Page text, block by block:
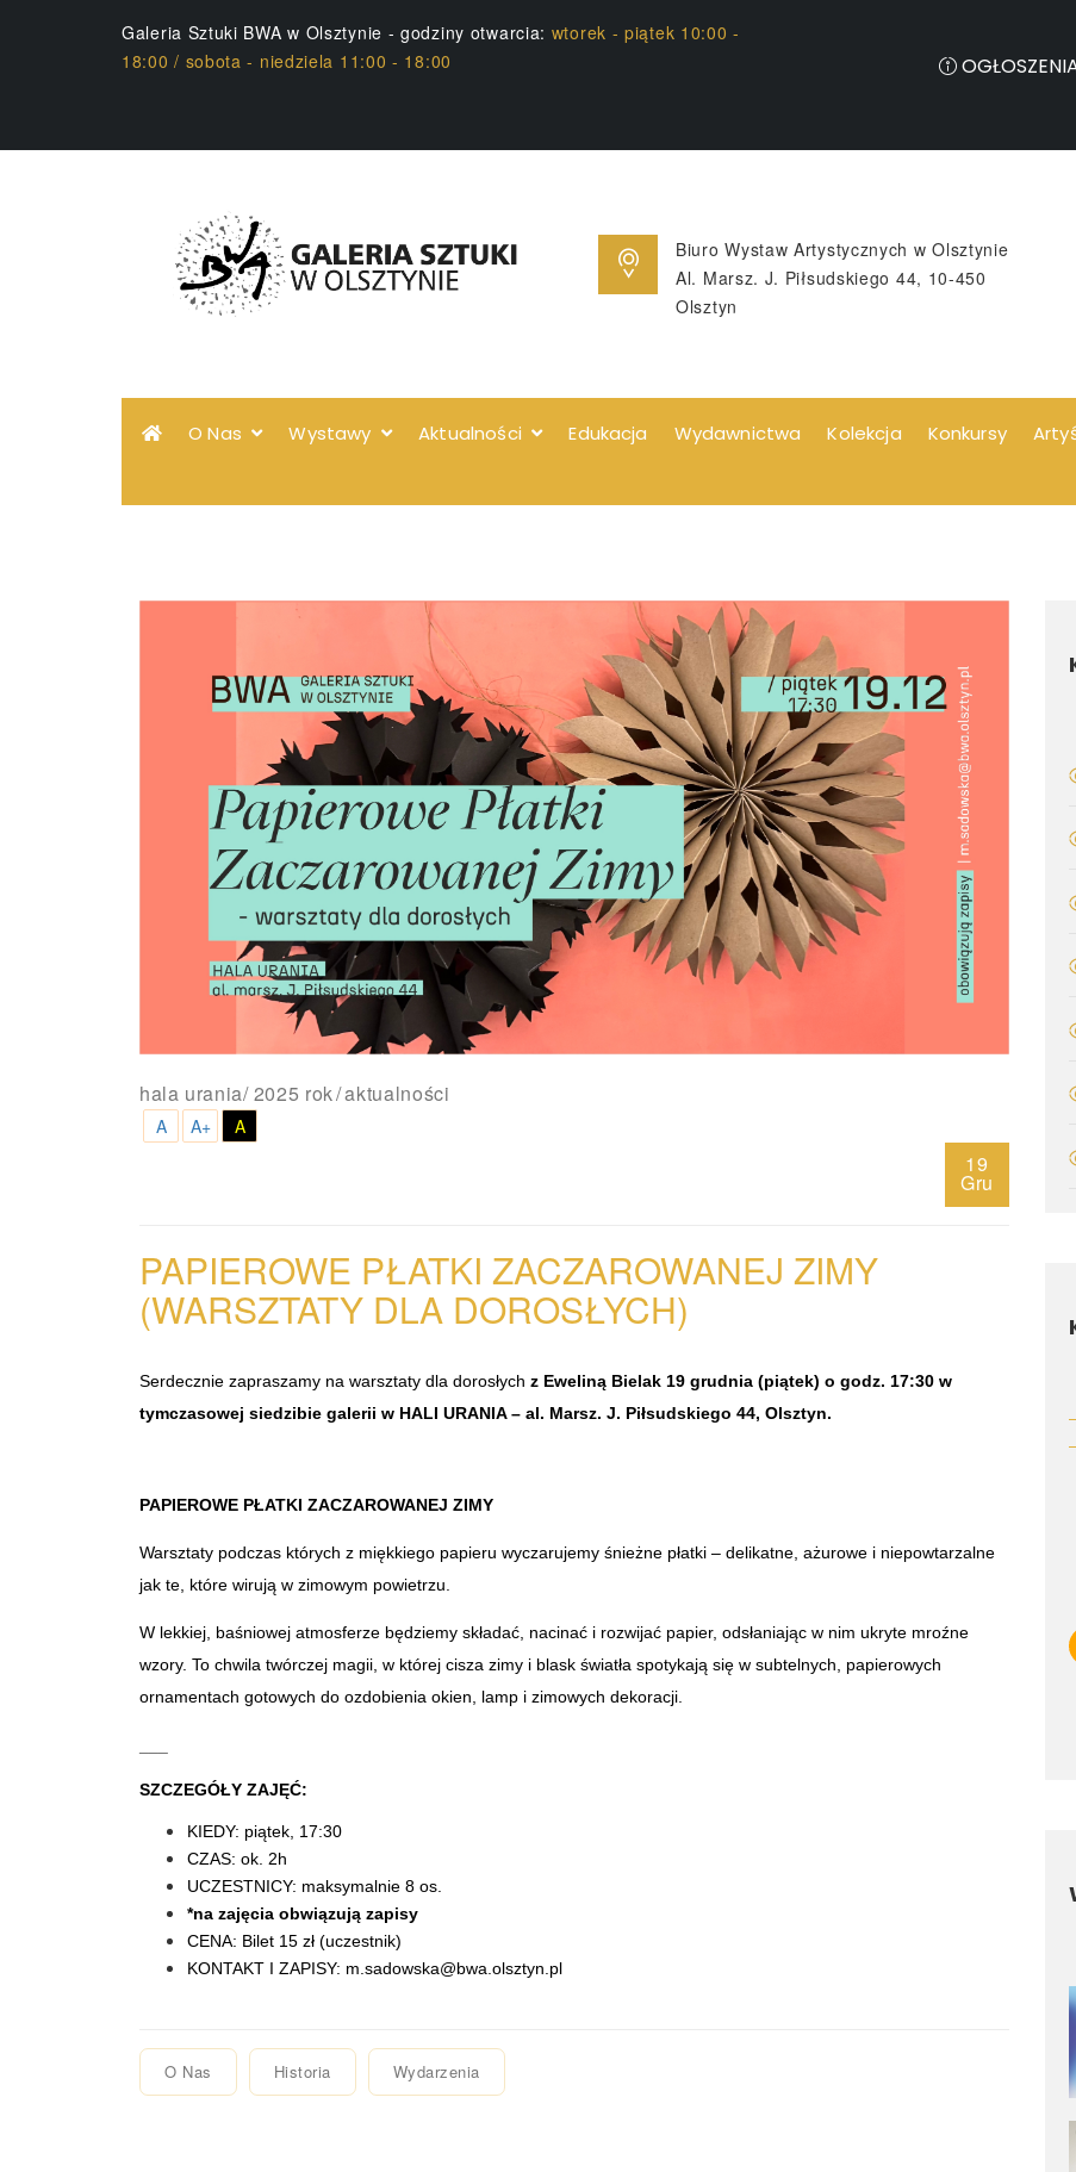
Galeria Sztuki BWA w Olsztynie - godziny otwarcia: wtorek - piątek 10:00 -
18:00 / sobota - niedziela 11:00 - 18:00
Biuro Wystaw Artystycznych w Olsztynie
Al. Marsz. J. Piłsudskiego 44, 10-450
Olsztyn
O Nas Wystawy Aktualności Edukacja Wydawnictwa Kolekcja Konkursy
hala urania/2025 rok aktualności
A A+ A
19
Gru
PAPIEROWE PŁATKI ZACZAROWANEJ ZIMY
(WARSZTATY DLA DOROSŁYCH)
Serdecznie zapraszamy na warsztaty dla dorosłych z Eweliną Bielak 19 grudnia (piątek) o godz. 17:30 w
tymczasowej siedzibie galerii w HALI URANIA – al. Marsz. J. Piłsudskiego 44, Olsztyn.
PAPIEROWE PŁATKI ZACZAROWANEJ ZIMY
Warsztaty podczas których z miękkiego papieru wyczarujemy śnieżne płatki – delikatne, ażurowe i niepowtarzalne
jak te, które wirują w zimowym powietrzu.
W lekkiej, baśniowej atmosferze będziemy składać, nacinać i rozwijać papier, odsłaniając w nim ukryte mroźne
wzory. To chwila twórczej magii, w której cisza zimy i blask światła spotykają się w subtelnych, papierowych
ornamentach gotowych do ozdobienia okien, lamp i zimowych dekoracji.
SZCZEGÓŁY ZAJĘĆ:
KIEDY: piątek, 17:30
CZAS: ok. 2h
UCZESTNICY: maksymalnie 8 os.
*na zajęcia obwiązują zapisy
CENA: Bilet 15 zł (uczestnik)
KONTAKT I ZAPISY: m.sadowska@bwa.olsztyn.pl
O Nas Historia Wydarzenia